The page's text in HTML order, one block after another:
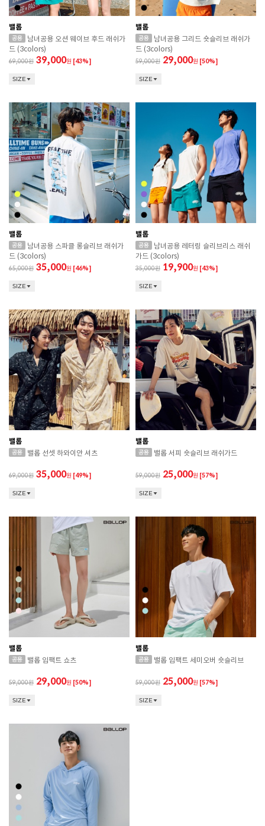
밸롭
남녀공용 오션 웨이브 후드 래쉬가
드 (3colors)
69,000 39,000원 [43%]
SIZE
밸롭
남녀공용 그리드 숏슬리브 래쉬가
드 (3colors)
59,000 29,000원 [50%]
SIZE
밸롭
남녀공용 스파클 롱슬리브 래쉬가
드 (3colors)
65,000 35,000원 [46%]
SIZE
밸롭
남녀공용 레터링 슬리브리스 래쉬
가드 (3colors)
35,000 19,900원 [43%]
SIZE
밸롭
밸롭 선셋 하와이안 셔츠
69,000 35,000원 [49%]
SIZE
밸롭
밸롭 서피 숏슬리브 래쉬가드
59,000 25,000원 [57%]
SIZE
밸롭
밸롭 임팩트 쇼츠
59,000 29,000원 [50%]
SIZE
밸롭
밸롭 임팩트 세미오버 숏슬리브
59,000 25,000원 [57%]
SIZE